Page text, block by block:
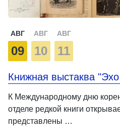
АВГ
09
АВГ
10
АВГ
11
Книжная выстаква
К Международному дню
отделе редкой книги
представлены …